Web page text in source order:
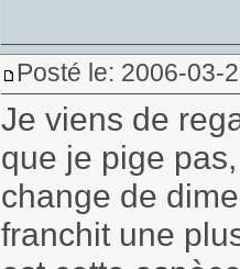
Posté le: 2006-03-
Je viens de
que je pige
change de
franchit une